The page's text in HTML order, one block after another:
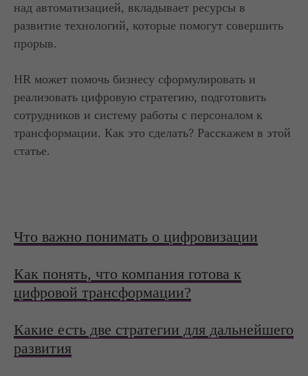
над автоматизацией, вкладывает ресурсы в
развитие технологий, которые помогут совершить
прорыв.
HR может помочь бизнесу сформулировать и
реализовать цифровую стратегию, подготовить
сотрудников и систему работы с персоналом к
трансформации. Как это сделать? Расскажем в этой
статье.
Что важно понимать о цифровизации
Как понять, что компания готова к
цифровой трансформации?
Какие есть две стратегии для дальнейшего
развития